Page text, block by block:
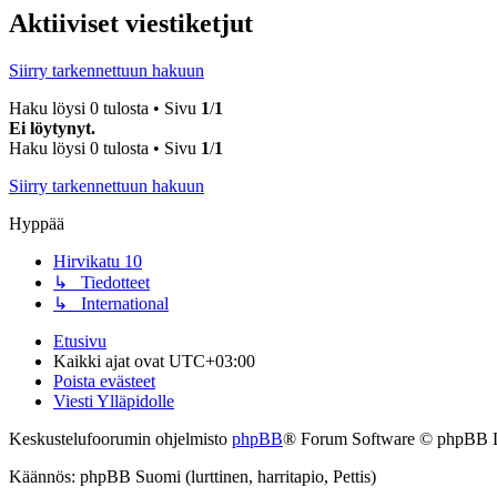
Aktiiviset viestiketjut
Siirry tarkennettuun hakuun
Haku löysi 0 tulosta • Sivu 1/1
Ei löytynyt.
Haku löysi 0 tulosta • Sivu 1/1
Siirry tarkennettuun hakuun
Hyppää
Hirvikatu 10
↳ Tiedotteet
↳ International
Etusivu
Kaikki ajat ovat UTC+03:00
Poista evästeet
Viesti Ylläpidolle
Keskustelufoorumin ohjelmisto phpBB® Forum Software © phpBB
Käännös: phpBB Suomi (lurttinen, harritapio, Pettis)